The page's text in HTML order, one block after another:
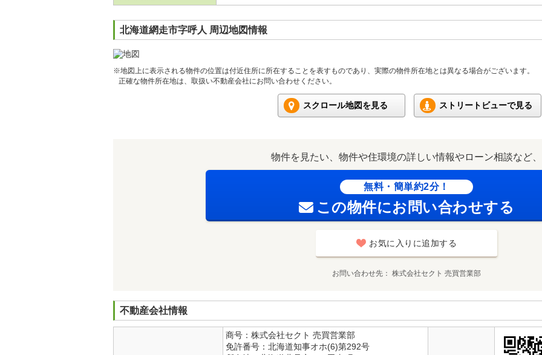
北海道網走市字呼人 周辺地図情報
※地図上に表示される物件の位置は付近住所に所在することを表すものであり、実際の物件所在地とは異なる場合がございます。
正確な物件所在地は、取扱い不動産会社にお問い合わせください。
スクロール地図を見る ストリートビューで見る
物件を見たい、物件や住環境の詳しい情報やローン相談など、
無料・簡単約2分！
この物件にお問い合わせする
お気に入りに追加する
お問い合わせ先 株式会社セクト 売買営業部
不動産会社情報
商号：株式会社セクト 売買営業部
免許番号：北海道知事オホ(6)第292号